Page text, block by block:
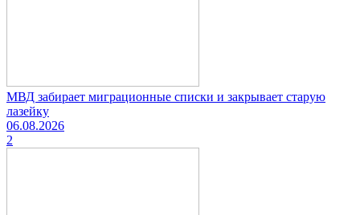
МВД забирает миграционные списки и закрывает старую
лазейку
06.08.2026
2